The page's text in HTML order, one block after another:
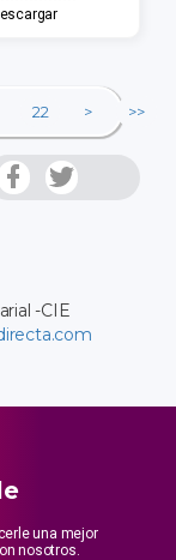
22 > >>
-CIE
una mejor
nosotros.